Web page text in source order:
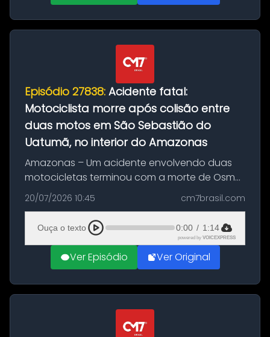
Episódio 27838: Acidente fatal:
Motociclista morre após colisão entre
duas motos em São Sebastião do
Uatumã, no interior do Amazonas
Amazonas – Um acidente envolvendo duas
motocicletas terminou com a morte de Osmar
Figueiredo de Souza, de 38 anos, no município
de São Sebastião do Uatumã, no interior do
Amazonas. A colisão ocorreu n...
20/07/2026 10:45 cm7brasil.com
Ouça o texto 0:00 / 1:14
powered by VOICEXPRESS
Ver Episódio Ver Original